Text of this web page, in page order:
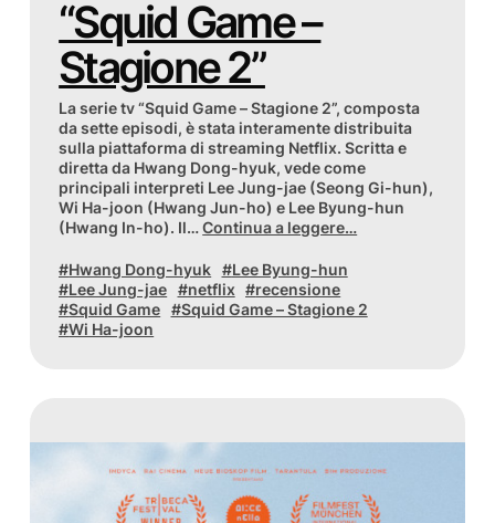
“Squid Game –
Stagione 2”
La serie tv “Squid Game – Stagione 2”, composta
da sette episodi, è stata interamente distribuita
sulla piattaforma di streaming Netflix. Scritta e
diretta da Hwang Dong-hyuk, vede come
principali interpreti Lee Jung-jae (Seong Gi-hun),
Wi Ha-joon (Hwang Jun-ho) e Lee Byung-hun
(Hwang In-ho). Il…Continua a leggere…
Hwang Dong-hyuk
Lee Byung-hun
Lee Jung-jae
netflix
recensione
Squid Game
Squid Game – Stagione 2
Wi Ha-joon